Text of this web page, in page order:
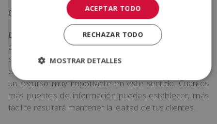
Contacto
De hecho, tu primer objetivo debe ser mantener el
contacto continuo con las personas que acuden a tu
establecimiento, incluso cuando ya hayan vuelto a su
casa. El envío de boletines por correo electrónico es
un recurso muy importante en este sentido. Cuantos
más puentes de información puedas establecer, más
fácil te resultará mantener la lealtad de tus clientes.
ACEPTAR TODO
RECHAZAR TODO
MOSTRAR DETALLES